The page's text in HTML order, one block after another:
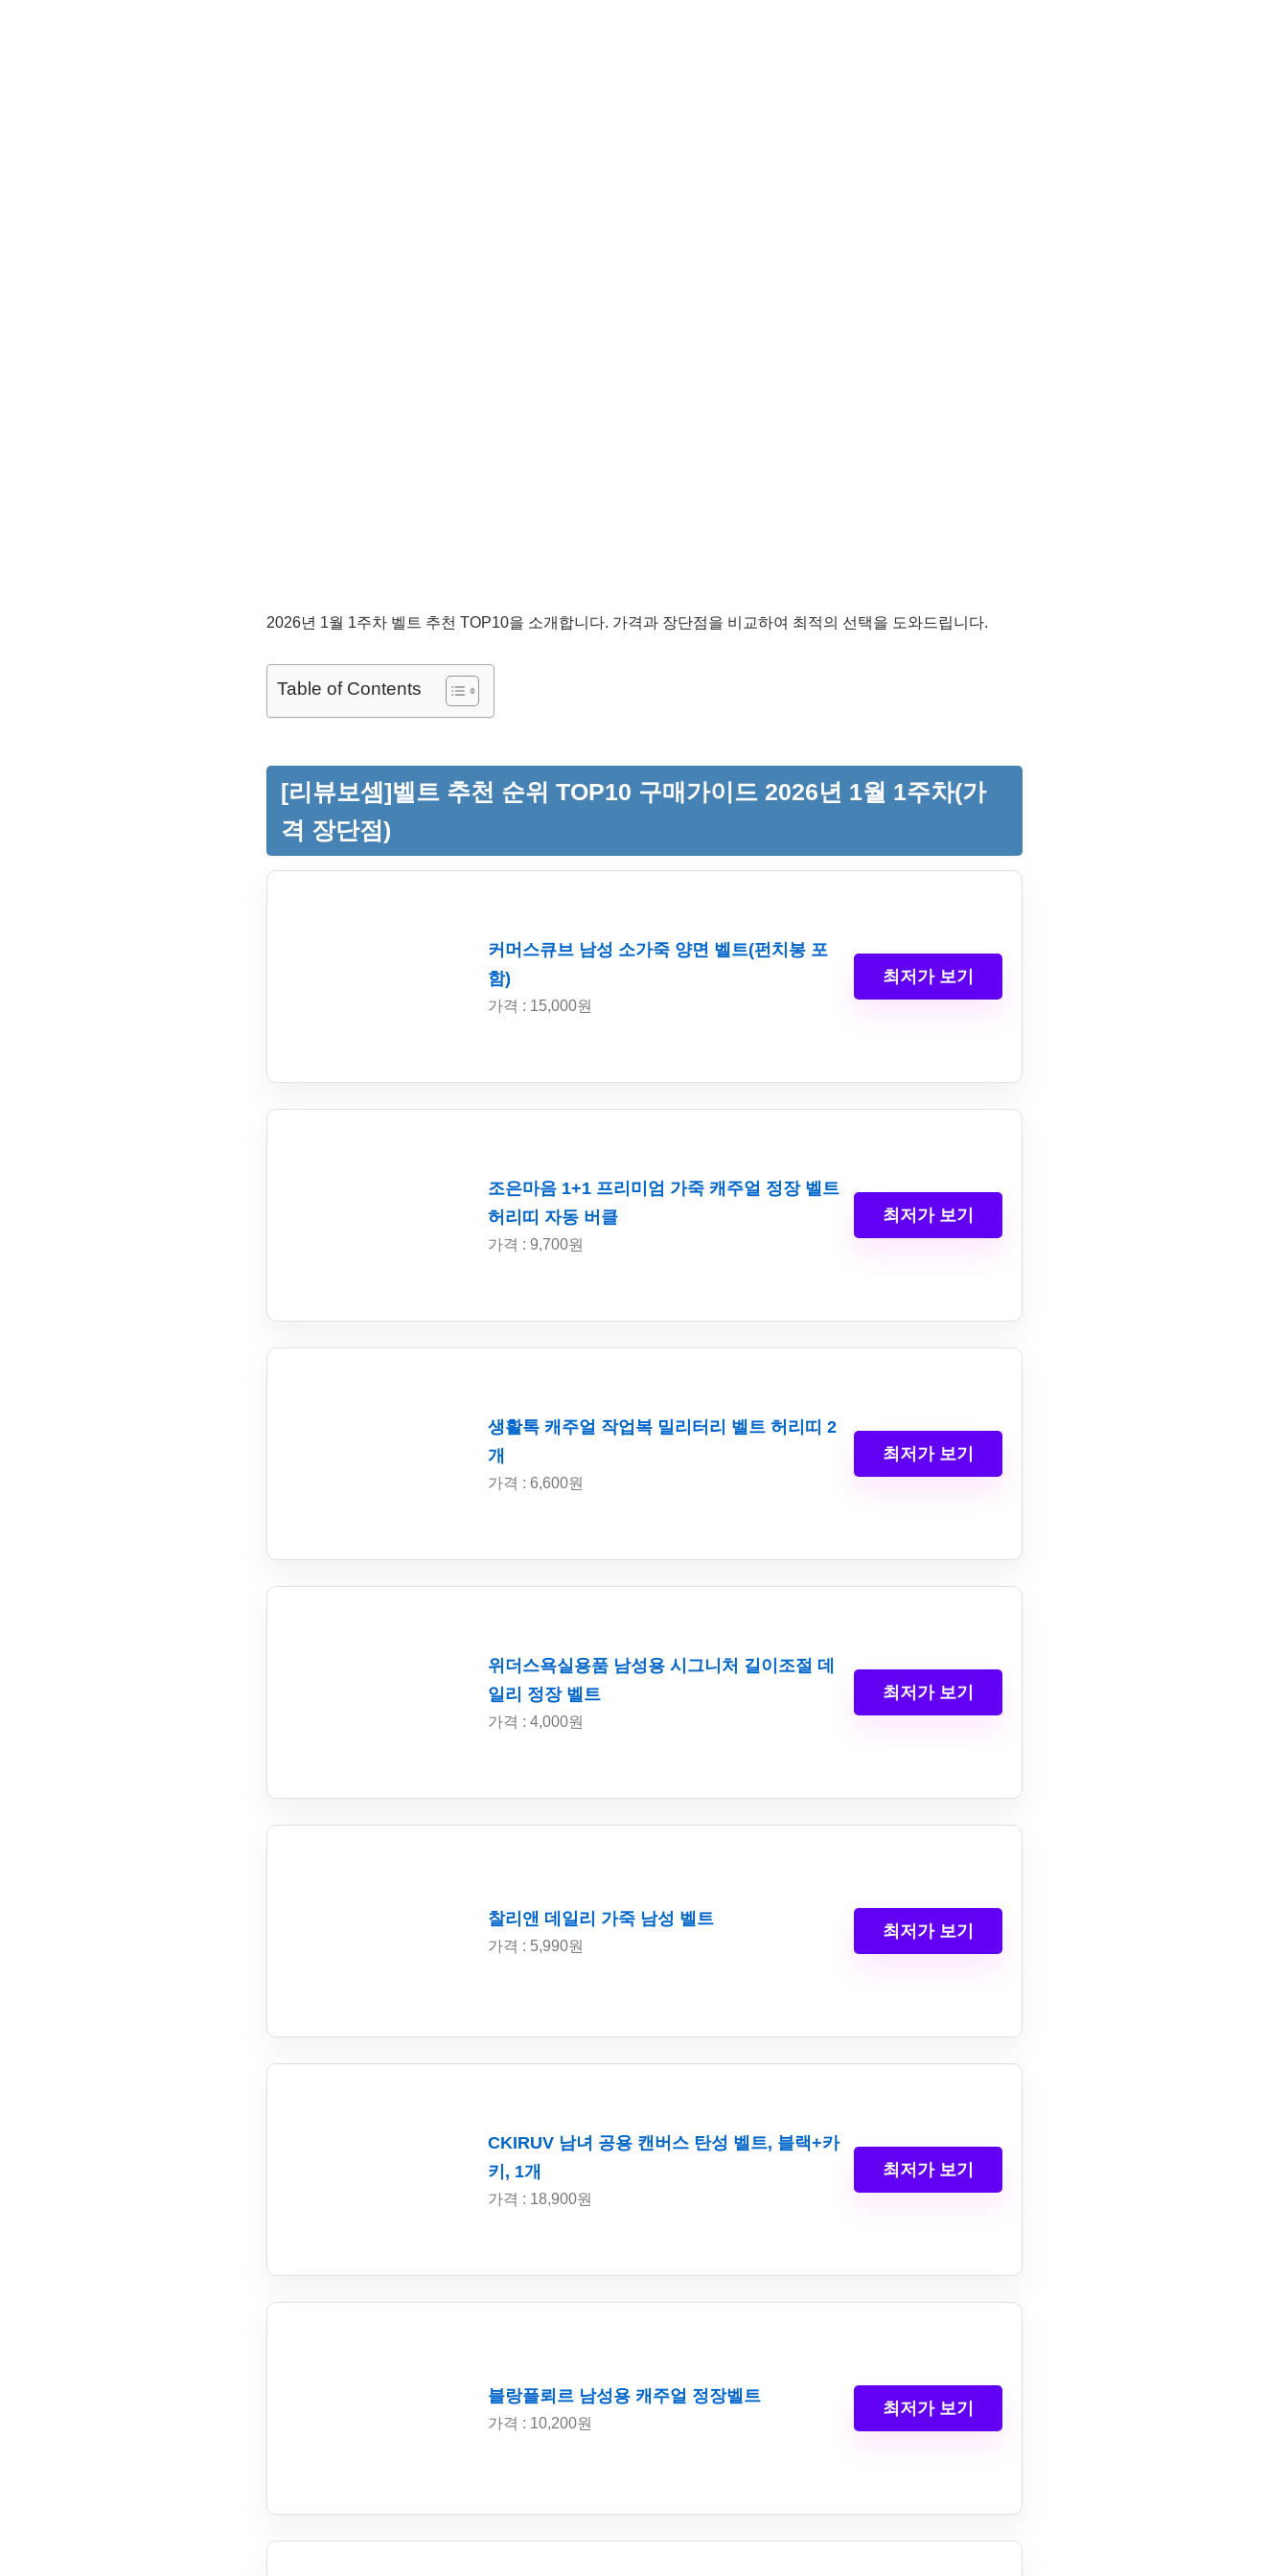
2026년 1월 1주차 벨트 추천 TOP10을 소개합니다. 가격과 장단점을 비교하여 최적의 선택을 도와드립니다.
Table of Contents
[리뷰보셈]벨트 추천 순위 TOP10 구매가이드 2026년 1월 1주차(가
격 장단점)
커머스큐브 남성 소가죽 양면 벨트(펀치봉 포
함)
가격 : 15,000원
최저가 보기
조은마음 1+1 프리미엄 가죽 캐주얼 정장 벨트
허리띠 자동 버클
가격 : 9,700원
최저가 보기
생활톡 캐주얼 작업복 밀리터리 벨트 허리띠 2
개
가격 : 6,600원
최저가 보기
위더스욕실용품 남성용 시그니처 길이조절 데
일리 정장 벨트
가격 : 4,000원
최저가 보기
찰리앤 데일리 가죽 남성 벨트
가격 : 5,990원
최저가 보기
CKIRUV 남녀 공용 캔버스 탄성 벨트, 블랙+카
키, 1개
가격 : 18,900원
최저가 보기
블랑플뢰르 남성용 캐주얼 정장벨트
가격 : 10,200원
최저가 보기